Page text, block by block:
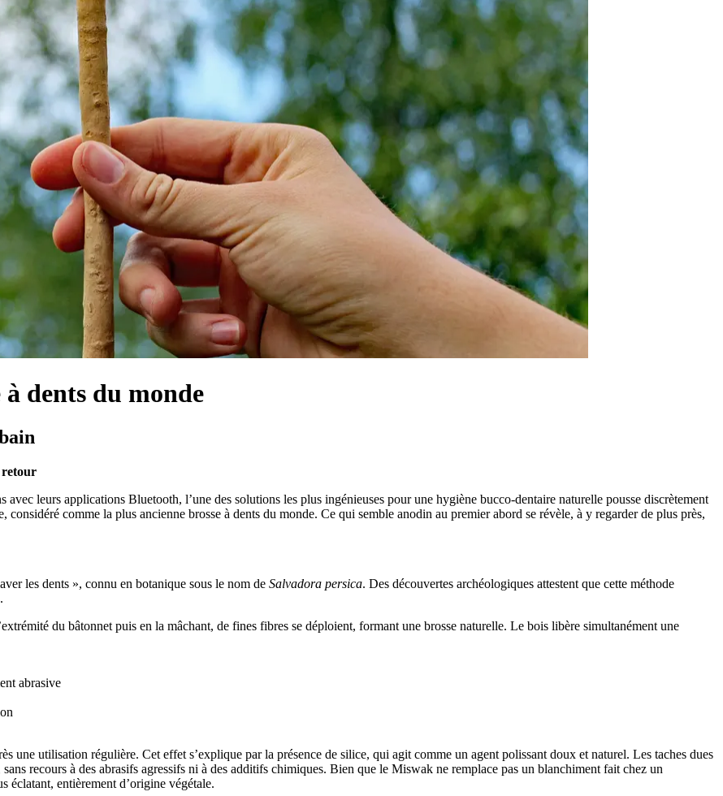
dents du monde
retour
avec leurs applications Bluetooth, l’une des solutions les plus ingénieuses pour une hygiène bucco-dentaire naturelle pousse discrètement
comme la plus ancienne brosse à dents du monde. Ce qui semble anodin au premier abord se révèle, à y regarder de plus près,
les dents », connu en botanique sous le nom de Salvadora persica. Des découvertes archéologiques attestent que cette méthode
du bâtonnet puis en la mâchant, de fines fibres se déploient, formant une brosse naturelle. Le bois libère simultanément une
abrasive
une utilisation régulière. Cet effet s’explique par la présence de silice, qui agit comme un agent polissant doux et naturel. Les taches dues
recours à des abrasifs agressifs ni à des additifs chimiques. Bien que le Miswak ne remplace pas un blanchiment fait chez un
entièrement d’origine végétale.